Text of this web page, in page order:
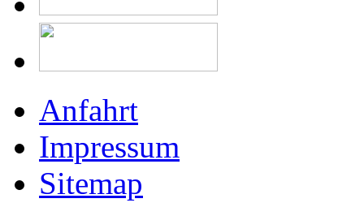
Anfahrt
Impressum
Sitemap